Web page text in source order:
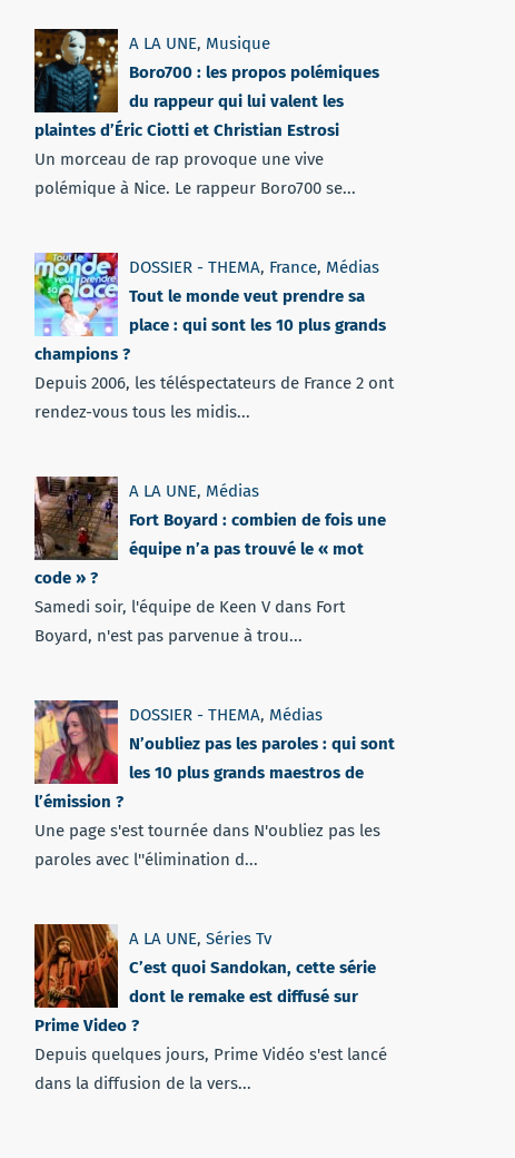
A LA UNE, Musique
Boro700 : les propos polémiques
du rappeur qui lui valent les
plaintes d’Éric Ciotti et Christian Estrosi
Un morceau de rap provoque une vive
polémique à Nice. Le rappeur Boro700 se...
DOSSIER - THEMA, France, Médias
Tout le monde veut prendre sa
place : qui sont les 10 plus grands
champions ?
Depuis 2006, les téléspectateurs de France 2 ont
rendez-vous tous les midis...
A LA UNE, Médias
Fort Boyard : combien de fois une
équipe n’a pas trouvé le « mot
code » ?
Samedi soir, l'équipe de Keen V dans Fort
Boyard, n'est pas parvenue à trou...
DOSSIER - THEMA, Médias
N’oubliez pas les paroles : qui sont
les 10 plus grands maestros de
l’émission ?
Une page s'est tournée dans N'oubliez pas les
paroles avec l''élimination d...
A LA UNE, Séries Tv
C’est quoi Sandokan, cette série
dont le remake est diffusé sur
Prime Video ?
Depuis quelques jours, Prime Vidéo s'est lancé
dans la diffusion de la vers...